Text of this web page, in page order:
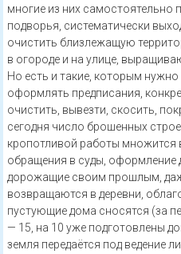
многие из них самостоятельно
подворья, систематически
очистить близлежащую
в огороде и на улице,
Но есть и такие, которым
оформлять предписания,
очистить, вывезти, скосить,
сегодня число брошенных
кропотливой работы множится
обращения в суды, оформление
дорожащие своим прошлым,
возвращаются в деревни,
пустующие дома сносятся (за
— 15, на 10 уже подготовлены
земля передаётся под ведение